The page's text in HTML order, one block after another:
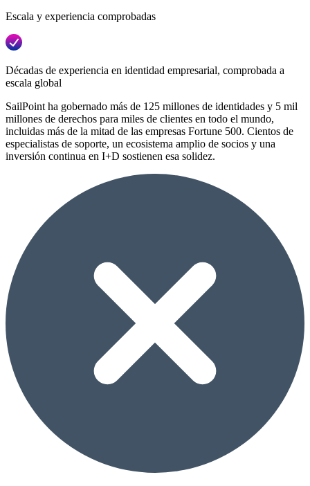
Escala y experiencia comprobadas
Décadas de experiencia en identidad empresarial, comprobada a
escala global
SailPoint ha gobernado más de 125 millones de identidades y 5 mil
millones de derechos para miles de clientes en todo el mundo,
incluidas más de la mitad de las empresas Fortune 500. Cientos de
especialistas de soporte, un ecosistema amplio de socios y una
inversión continua en I+D sostienen esa solidez.